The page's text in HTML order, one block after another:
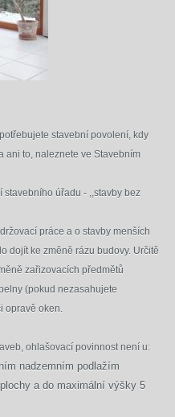
stavební povolení, kdy
ani to, naleznete ve Stavebním
úřadu - ,,stavby bez
práce a o stavby menších
dojít ke změně rázu budovy. Určitě
zařizovacích předmětů
(pokud nezasahujete
opravě oken.
ohlašovací povinnost není u:
nadzemním podlažím
a do maximální výšky 5